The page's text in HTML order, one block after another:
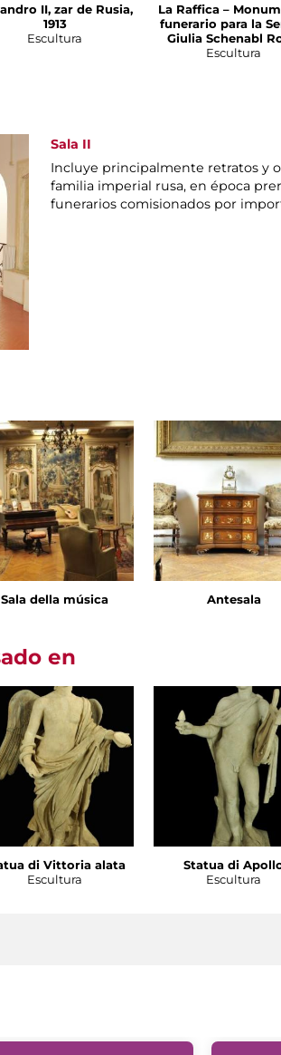
II, zar de Rusia,
1913
Escultura
La Raffica –
funerario para la
Giulia Schenabl
Escultura
Sala II
Incluye principalmente retratos y
familia imperial rusa, en época
funerarios comisionados por
Sala della música Antesala
en
di Vittoria alata
Escultura
Statua di
Escultura